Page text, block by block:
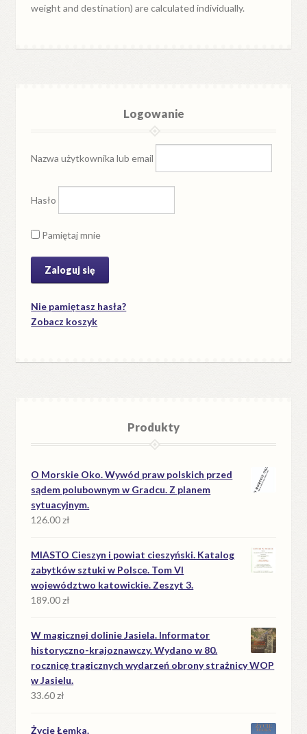
weight and destination) are calculated individually.
Logowanie
Nazwa użytkownika lub email
Hasło
Pamiętaj mnie
Nie pamiętasz hasła?
Zobacz koszyk
Produkty
O Morskie Oko. Wywód praw polskich przed
sądem polubownym w Gradcu. Z planem
sytuacyjnym.
126.00zł
MIASTO Cieszyn i powiat cieszyński. Katalog
zabytków sztuki w Polsce. Tom VI
województwo katowickie. Zeszyt 3.
189.00zł
W magicznej dolinie Jasiela. Informator
historyczno-krajoznawczy. Wydano w 80.
rocznicę tragicznych wydarzeń obrony strażnicy WOP
w Jasielu.
33.60zł
Życie Łemka.